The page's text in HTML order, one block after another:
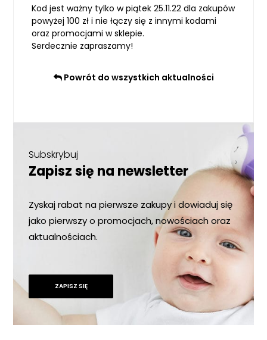
Kod jest ważny tylko w piątek 25.11.22 dla zakupów
powyżej 100 zł i nie łączy się z innymi kodami
oraz promocjami w sklepie.
Serdecznie zapraszamy!
Powrót do wszystkich aktualności
Subskrybuj
Zapisz się na newsletter
Zyskaj rabat na pierwsze zakupy i dowiaduj się
jako pierwszy o promocjach, nowościach oraz
aktualnościach.
ZAPISZ SIĘ